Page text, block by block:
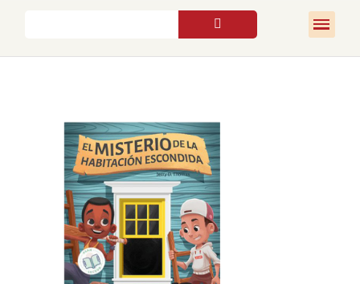
À PROPOS DE NOUS